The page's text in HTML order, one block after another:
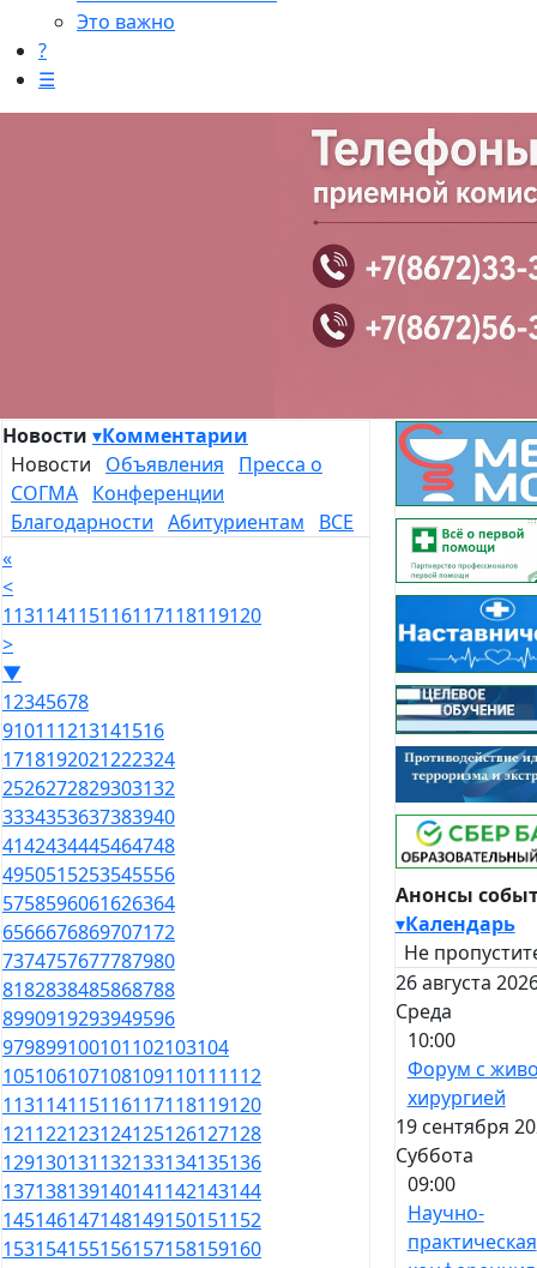
Это важно
?
☰
Новости ▾Комментарии
Новости Объявления
Пресса о
СОГМА Конференции
Благодарности Абитуриентам
ВСЕ
«
<
113114115116117118119120
>
▼
12345678
910111213141516
1718192021222324
2526272829303132
3334353637383940
4142434445464748
4950515253545556
5758596061626364
6566676869707172
7374757677787980
8182838485868788
8990919293949596
979899100101102103104
105106107108109110111112
113114115116117118119120
121122123124125126127128
129130131132133134135136
137138139140141142143144
145146147148149150151152
153154155156157158159160
Анонсы
▾Календарь
Не
26 августа
Среда
10:00
Форум с
хирургией
19 сентября
Суббота
09:00
Научно-
практическая